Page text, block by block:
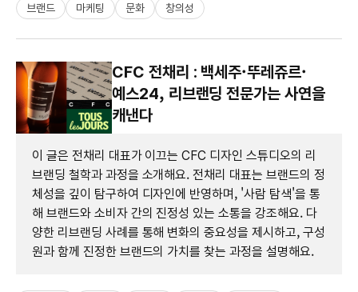
브랜드 마케팅 문화 창의성
CFC 전채리 : 백세주·뚜레쥬르·
예스24, 리브랜딩 전문가는 사연을
캐낸다
이 글은 전채리 대표가 이끄는 CFC 디자인 스튜디오의 리
브랜딩 철학과 과정을 소개해요. 전채리 대표는 브랜드의 정
체성을 깊이 탐구하여 디자인에 반영하며, '사람 탐색'을 통
해 브랜드와 소비자 간의 진정성 있는 소통을 강조해요. 다
양한 리브랜딩 사례를 통해 변화의 중요성을 제시하고, 구성
원과 함께 진정한 브랜드의 가치를 찾는 과정을 설명해요.